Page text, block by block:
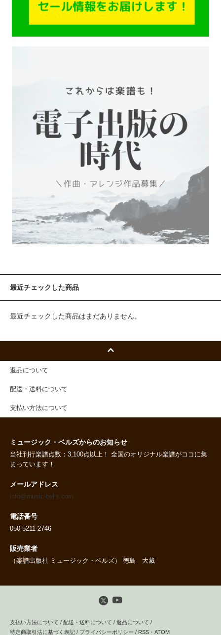
最近チェックした商品
最近チェックした商品はまだありません。
返品について
配送・送料について
支払い方法について
ミュージック・ベルズからのお知らせ
当社刊行楽譜点数：3,100点以上！ 全国のオリジナル楽譜がココに集
まっています！
メールアドレス
info@music-bells.com
電話番号
050-5211-2746
販売業者
（楽譜出版社 ミュージック・ベルズ） 徳島 大藏
支払い方法について / 配送・送料について / 返品について /
特定商取引法に基づく表記 / プライバシーポリシー / RSS ・ ATOM